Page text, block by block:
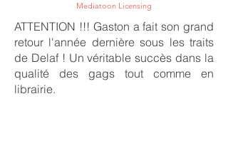
Mediatoon Licensing
ATTENTION !!! Gaston a fait son grand
retour l'année dernière sous les traits
de Delaf ! Un véritable succès dans la
qualité des gags tout comme en
librairie.